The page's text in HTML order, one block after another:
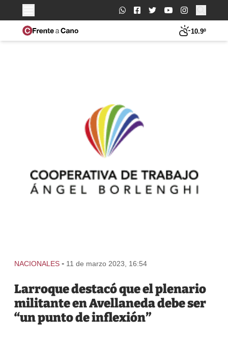
Buscar:
10.9º
NACIONALES - 11 de marzo 2023, 16:54
Larroque destacó que el plenario
militante en Avellaneda debe ser
“un punto de inflexión”